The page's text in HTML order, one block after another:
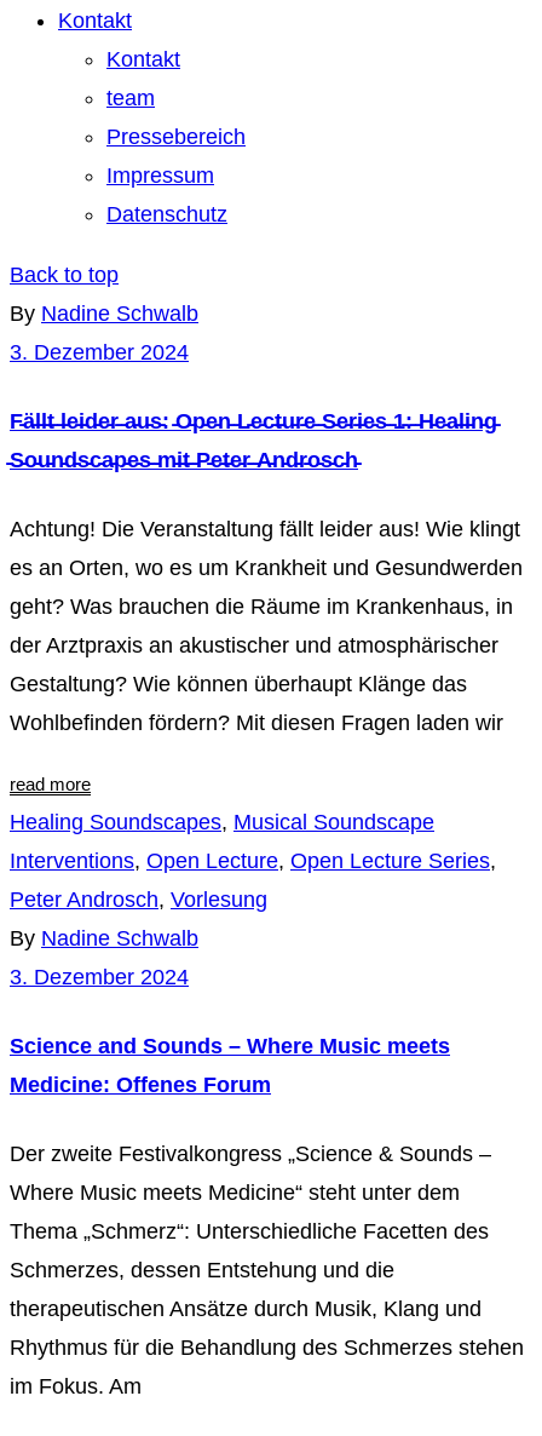
Kontakt
Kontakt
team
Pressebereich
Impressum
Datenschutz
Back to top
By Nadine Schwalb
3. Dezember 2024
F̵ä̵l̵l̵t̵ ̵l̵e̵i̵d̵e̵r̵ ̵a̵u̵s̵: ̵O̵p̵e̵n̵ ̵L̵e̵c̵t̵u̵r̵e̵ ̵S̵e̵r̵i̵e̵s̵ ̵1̵:̵ ̵H̵e̵a̵l̵i̵n̵g̵
̵S̵o̵u̵n̵d̵s̵c̵a̵p̵e̵s̵ ̵m̵i̵t̵ ̵P̵e̵t̵e̵r̵ ̵A̵n̵d̵r̵o̵s̵c̵h̵
Achtung! Die Veranstaltung fällt leider aus! Wie klingt
es an Orten, wo es um Krankheit und Gesundwerden
geht? Was brauchen die Räume im Krankenhaus, in
der Arztpraxis an akustischer und atmosphärischer
Gestaltung? Wie können überhaupt Klänge das
Wohlbefinden fördern? Mit diesen Fragen laden wir
read more
Healing Soundscapes, Musical Soundscape
Interventions, Open Lecture, Open Lecture Series,
Peter Androsch, Vorlesung
By Nadine Schwalb
3. Dezember 2024
Science and Sounds – Where Music meets
Medicine: Offenes Forum
Der zweite Festivalkongress „Science & Sounds –
Where Music meets Medicine“ steht unter dem
Thema „Schmerz“: Unterschiedliche Facetten des
Schmerzes, dessen Entstehung und die
therapeutischen Ansätze durch Musik, Klang und
Rhythmus für die Behandlung des Schmerzes stehen
im Fokus. Am